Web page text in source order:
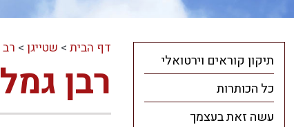
דף הבית> שטייגן>
רבן
תיקון קוראים וירטואלי
כל הכותרות
עשה זאת בעצמך